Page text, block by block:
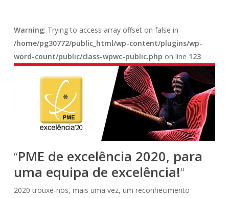
Warning: Trying to access array offset on false in
/home/pg30772/public_html/wp-content/plugins/wp-
word-count/public/class-wpwc-public.php on line 123
“PME de excelência 2020, para
uma equipa de excelência!“
2020 trouxe-nos, mais uma vez, um reconhecimento